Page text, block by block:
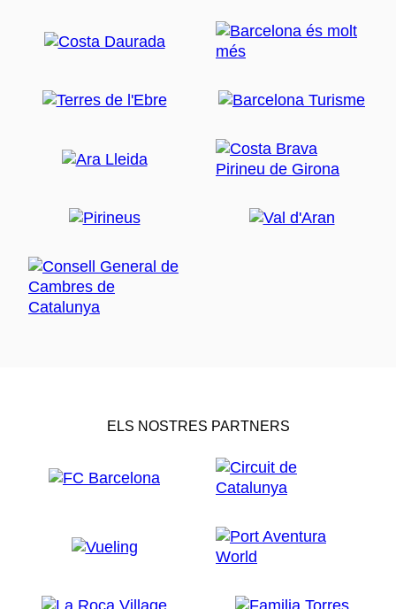
ELS NOSTRES PARTNERS